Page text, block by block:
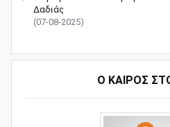
Δαδιάς
(07-08-2025)
Ο ΚΑΙΡΟΣ